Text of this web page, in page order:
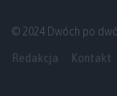
© 2024 Dwóch po
Redakcja Kontakt